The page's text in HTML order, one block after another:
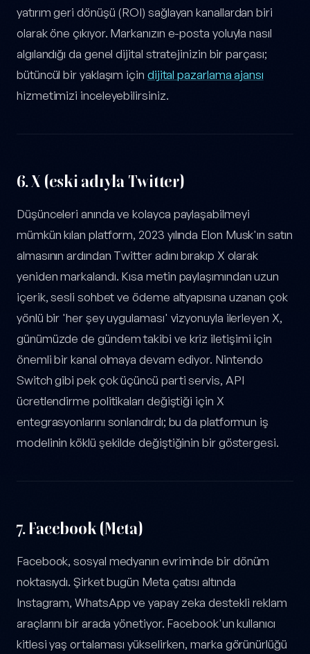
yatırım geri dönüşü (ROI) sağlayan kanallardan biri
olarak öne çıkıyor. Markanızın e-posta yoluyla nasıl
algılandığı da genel dijital stratejinizin bir parçası;
bütüncül bir yaklaşım için dijital pazarlama ajansı
hizmetimizi inceleyebilirsiniz.
6.X (eski adıyla Twitter)
Düşünceleri anında ve kolayca paylaşabilmeyi
mümkün kılan platform, 2023 yılında Elon Musk'ın satın
almasının ardından Twitter adını bırakıp X olarak
yeniden markalandı. Kısa metin paylaşımından uzun
içerik, sesli sohbet ve ödeme altyapısına uzanan çok
yönlü bir 'her şey uygulaması' vizyonuyla ilerleyen X,
günümüzde de gündem takibi ve kriz iletişimi için
önemli bir kanal olmaya devam ediyor. Nintendo
Switch gibi pek çok üçüncü parti servis, API
ücretlendirme politikaları değiştiği için X
entegrasyonlarını sonlandırdı; bu da platformun iş
modelinin köklü şekilde değiştiğinin bir göstergesi.
7. Facebook (Meta)
Facebook, sosyal medyanın evriminde bir dönüm
noktasıydı. Şirket bugün Meta çatısı altında
Instagram, WhatsApp ve yapay zeka destekli reklam
araçlarını bir arada yönetiyor. Facebook'un kullanıcı
kitlesi yaş ortalaması yükselirken, marka görünürlüğü